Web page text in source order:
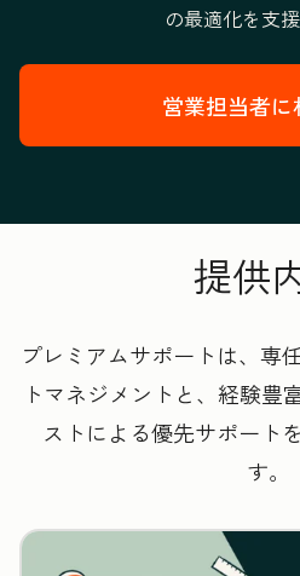
の最適化を支援
営業担当者に
提供
プレミアムサポートは、専
トマネジメントと、経験豊
ストによる優先サポート
す。